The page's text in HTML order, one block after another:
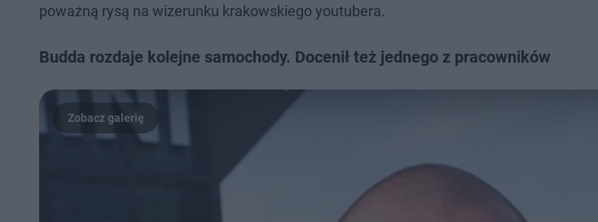
poważną rysą na wizerunku krakowskiego youtubera.
Budda rozdaje kolejne samochody. Docenił też jednego z pracowników